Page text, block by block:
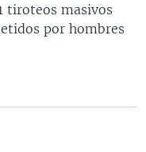
tiroteos masivos
por hombres